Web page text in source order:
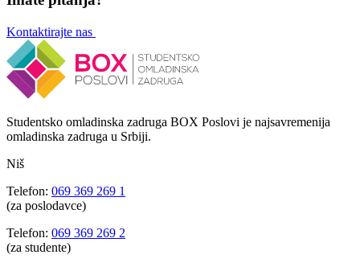
Kontaktirajte nas
Studentsko omladinska zadruga BOX Poslovi je najsavremenija
omladinska zadruga u Srbiji.
Niš
Telefon: 069 369 269 1
(za poslodavce)
Telefon: 069 369 269 2
(za studente)